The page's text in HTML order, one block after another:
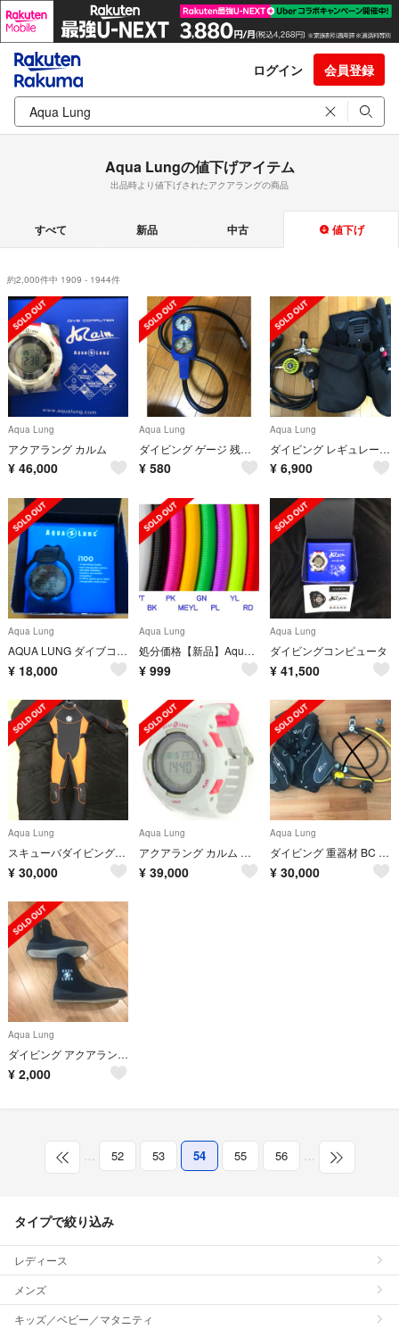
ログイン 会員登録
Aqua Lungの値下げアイテム
出品時より値下げされたアクアラングの商品
すべて 新品 中古 値下げ
約2,000件中 1909 - 1944件
Aqua Lung
アクアラング カルム
¥ 46,000
Aqua Lung
ダイビング ゲージ 残圧計 訳あり
¥ 580
Aqua Lung
ダイビング レギュレーターのみ
¥ 6,900
Aqua Lung
AQUA LUNG ダイブコンピューターi100 新品未使用
¥ 18,000
Aqua Lung
処分価格【新品】Aqua Lang ・中圧ホース 75cm【70%off】
¥ 999
Aqua Lung
ダイビングコンピュータ
¥ 41,500
Aqua Lung
スキューバダイビング一式
¥ 30,000
Aqua Lung
アクアラング カルム ダイブコンピューター AQUALUNG ホワイト/ピンク
¥ 39,000
Aqua Lung
ダイビング 重器材 BC アクアラング
¥ 30,000
Aqua Lung
ダイビング アクアラング マリンブーツ 25 L 軽器材
¥ 2,000
… 52 53 54 55 56 …
タイプで絞り込み
レディース
メンズ
キッズ／ベビー／マタニティ